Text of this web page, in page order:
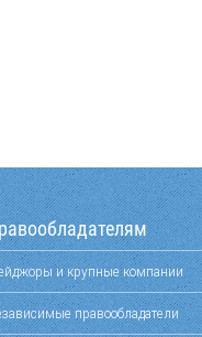
и крупные компании
правообладатели